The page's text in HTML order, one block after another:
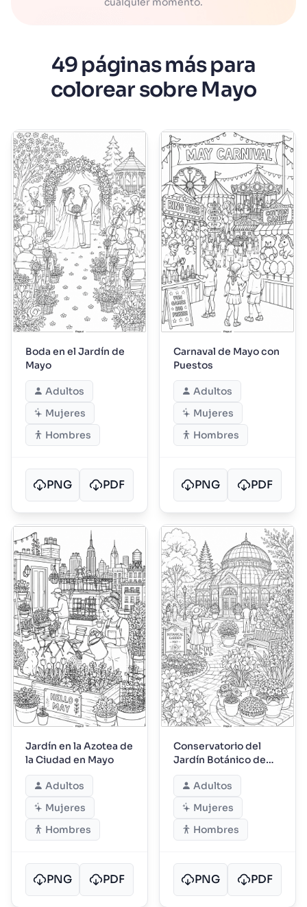
49 páginas más para
colorear sobre Mayo
Boda en el Jardín de
Mayo
Adultos
Mujeres
Hombres
PNG PDF
Carnaval de Mayo con
Puestos
Adultos
Mujeres
Hombres
PNG PDF
Jardín en la Azotea de
la Ciudad en Mayo
Adultos
Mujeres
Hombres
PNG PDF
Conservatorio del
Jardín Botánico de
Mayo
Adultos
Mujeres
Hombres
PNG PDF